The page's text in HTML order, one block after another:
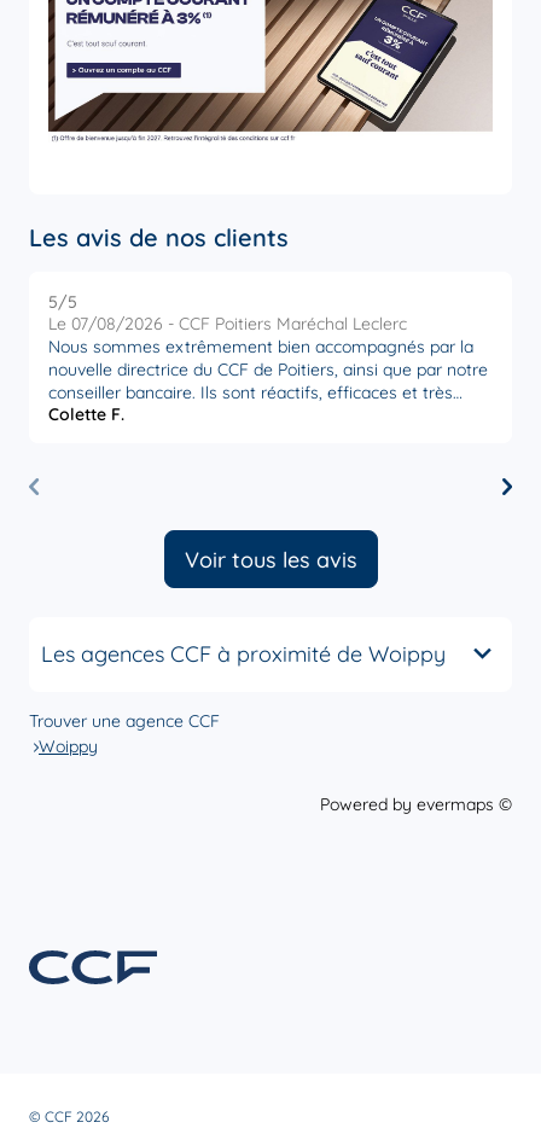
Les avis de nos clients
5/5
Le 07/08/2026 - CCF Poitiers Maréchal Leclerc
Nous sommes extrêmement bien accompagnés par la
nouvelle directrice du CCF de Poitiers, ainsi que par notre
conseiller bancaire. Ils sont réactifs, efficaces et très
attentifs à nos besoins. Nous sommes très satisfaits par
Colette F.
Voir tous les avis
Les agences CCF à proximité de Woippy
Trouver une agence CCF
Woippy
Powered by evermaps ©
© CCF 2026